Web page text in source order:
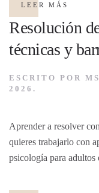
LEER MÁS
Resolución
técnicas y
ESCRITO POR
2026 .
Aprender a resolver
quieres trabajarlo con
psicología para